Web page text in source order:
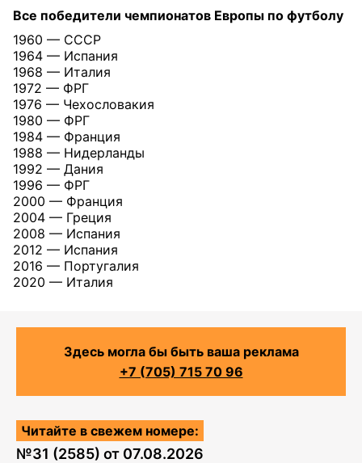
Все победители чемпионатов Европы по футболу
1960 — СССР
1964 — Испания
1968 — Италия
1972 — ФРГ
1976 — Чехословакия
1980 — ФРГ
1984 — Франция
1988 — Нидерланды
1992 — Дания
1996 — ФРГ
2000 — Франция
2004 — Греция
2008 — Испания
2012 — Испания
2016 — Португалия
2020 — Италия
Здесь могла бы быть ваша реклама
+7 (705) 715 70 96
Читайте в свежем номере:
№31 (2585) от 07.08.2026